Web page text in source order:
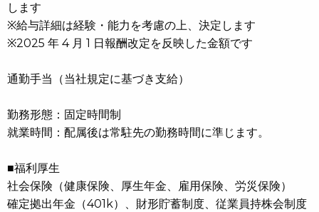
します
※給与詳細は経験・能力を考慮の上、決定します
※2025 年 4 月 1 日報酬改定を反映した金額です
通勤手当（当社規定に基づき支給）
勤務形態：固定時間制
就業時間：配属後は常駐先の勤務時間に準じます。
■福利厚生
社会保険（健康保険、厚生年金、雇用保険、労災保険）
確定拠出年金（401k）、財形貯蓄制度、従業員持株会制度